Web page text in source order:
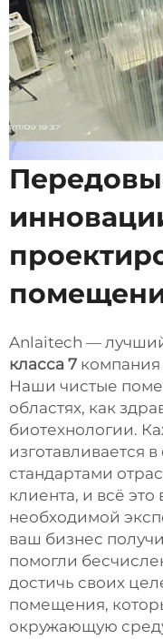
Anlaitech —
класса 7 компания
Наши чистые
областях, как
биотехнологии.
изготавливается
стандартами
клиента, и всё это
необходимой
ваш бизнес
помогли
достичь своих
помещения,
окружающую